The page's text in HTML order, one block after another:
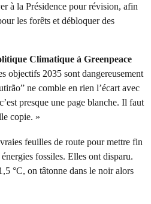
à la Présidence pour révision, afin
les forêts et débloquer des
Climatique à Greenpeace
objectifs 2035 sont dangereusement
ne comble en rien l’écart avec
presque une page blanche. Il faut
copie. »
feuilles de route pour mettre fin
fossiles. Elles ont disparu.
°C, on tâtonne dans le noir alors